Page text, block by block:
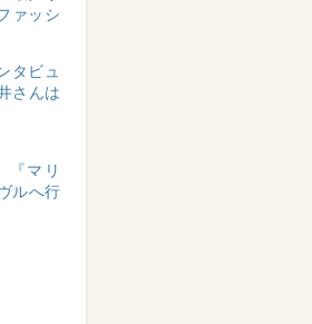
ァッシ
タビュ
さんは
『マリ
ルへ行